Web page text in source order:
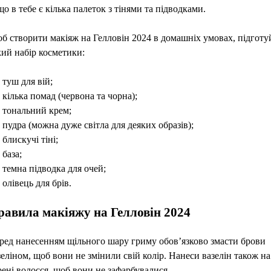
в тебе є кілька палеток з тінями та підводками.
створити макіяж на Гелловін 2024 в домашніх умовах,
набір косметики:
туш для вій;
кілька помад (червона та чорна);
тональний крем;
пудра (можна дуже світла для деяких образів);
блискучі тіні;
база;
темна підводка для очей;
олівець для брів.
макіяжу на Гелловін 2024
нанесенням щільного шару гриму обов’язково змасти брови
щоб вони не змінили свій колір. Нанеси вазелін також на